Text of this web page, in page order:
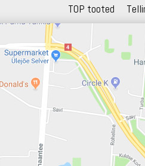
TOP tooted